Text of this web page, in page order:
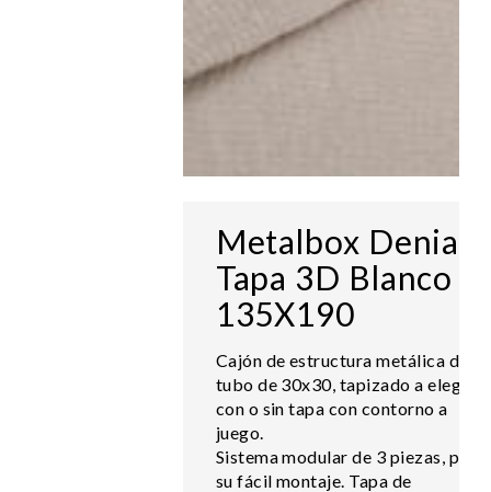
Metalbox Denia +
Tapa 3D Blanco
135X190
Cajón de estructura metálica de
tubo de 30x30, tapizado a elegir
con o sin tapa con contorno a
juego.
Sistema modular de 3 piezas, para
su fácil montaje. Tapa de